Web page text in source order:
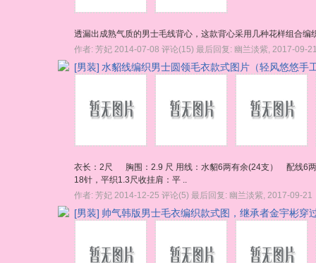
透漏出成熟气质的男士毛线背心，这款背心采用几种花样组合编
作者: 芳妃 2014-07-08 评论(15) 最后回复: 幽兰淡紫 2017-09-
[男装] 水貂线编织男士圆领毛衣款式图片（轻风悠悠手
衣长：2尺 胸围：2.9 尺 用线：水貂6两有余(24支） 配线6
18针，平织1.3尺收挂肩：平 ..
作者: 芳妃 2014-12-25 评论(5) 最后回复: 幽兰淡紫 2017-09-21
[男装] 帅气韩版男士毛衣编织款式图，继承者金宇彬穿